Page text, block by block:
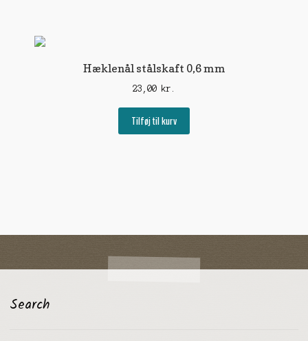
Hæklenål stålskaft 0,6 mm
23,00 kr.
Tilføj til kurv
Search